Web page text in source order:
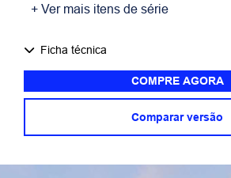
+ Ver mais itens de série
Ficha técnica
COMPRE AGORA
Comparar versão